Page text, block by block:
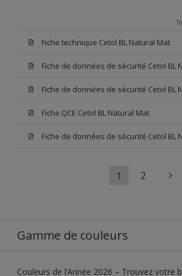
Fiche technique Cetol BL Natural Mat
Fiche QCE Cetol BL Natural Mat
1 2
Gamme de couleurs
Couleurs de l’Année 2026 – Trouvez votre